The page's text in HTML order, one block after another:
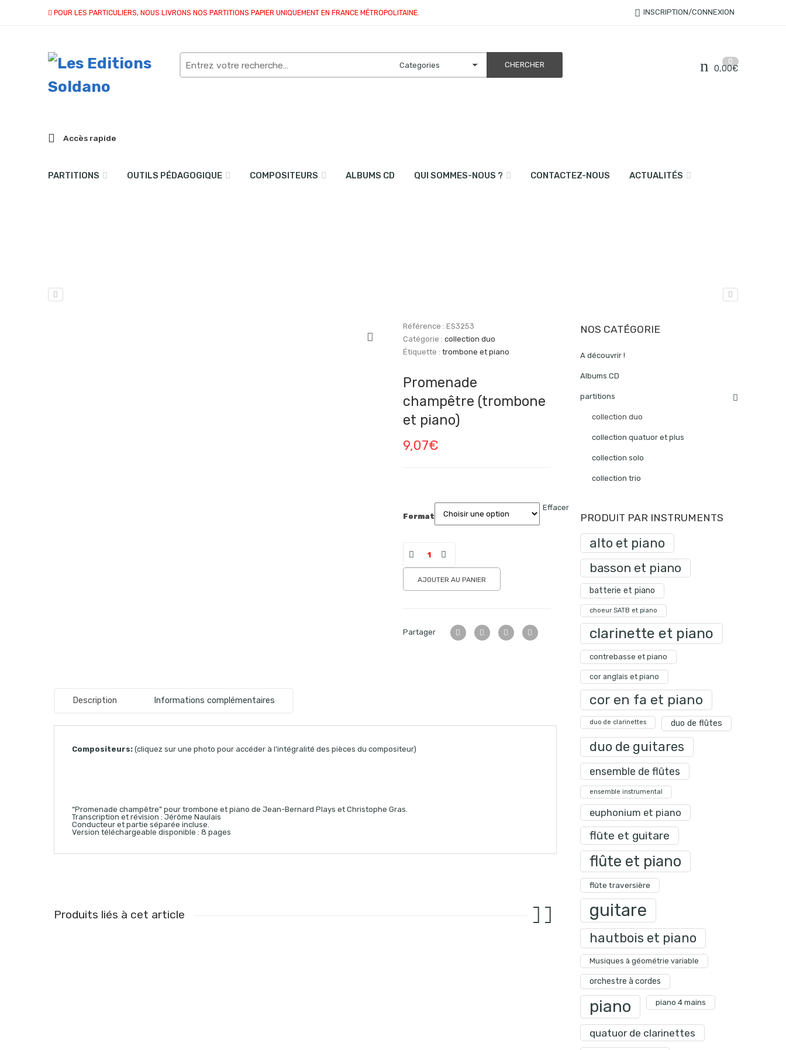
POUR LES PARTICULIERS, NOUS LIVRONS NOS PARTITIONS PAPIER UNIQUEMENT EN FRANCE MÉTROPOLITAINE. INSCRIPTION/CONNEXION
Search
here
0
0,00€
Accès rapide
PARTITIONS OUTILS PÉDAGOGIQUE COMPOSITEURS ALBUMS CD QUI SOMMES-NOUS ? CONTACTEZ-NOUS ACTUALITÉS
Référence : ES3253
Catégorie : collection duo
Étiquette : trombone et piano
Promenade
champêtre (trombone
et piano)
9,07€
Format
Effacer
AJOUTER AU PANIER
Partager
Description Informations complémentaires
Compositeurs: (cliquez sur une photo pour accéder à l’intégralité des pièces du compositeur)
“Promenade champêtre” pour trombone et piano de Jean-Bernard Plays et Christophe Gras.
Transcription et révision : Jérôme Naulais
Conducteur et partie séparée incluse.
Version téléchargeable disponible : 8 pages
Produits liés à cet article
NOS CATÉGORIE
A découvrir !
Albums CD
partitions
collection duo
collection quatuor et plus
collection solo
collection trio
PRODUIT PAR INSTRUMENTS
alto et piano
basson et piano
batterie et piano
choeur SATB et piano
clarinette et piano
contrebasse et piano
cor anglais et piano
cor en fa et piano
duo de clarinettes duo de flûtes
duo de guitares
ensemble de flûtes
ensemble instrumental
euphonium et piano
flûte et guitare
flûte et piano
flûte traversière
guitare
hautbois et piano
Musiques à géométrie variable
orchestre à cordes
piano piano 4 mains
quatuor de clarinettes